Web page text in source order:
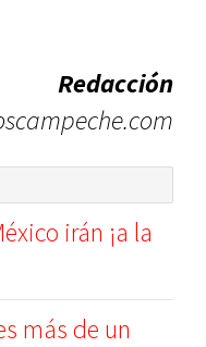
Redacción
irán ¡a la
más de un